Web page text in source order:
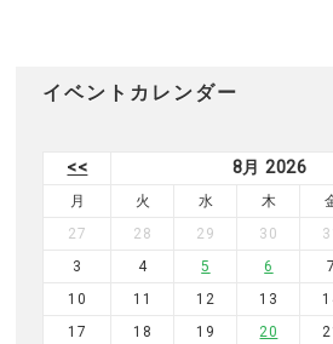
イベントカレンダー
<< 8月 2026
月 火 水 木
27
28 29 30
3
4 5 6 7
10
11 12 13
17
18 19 20